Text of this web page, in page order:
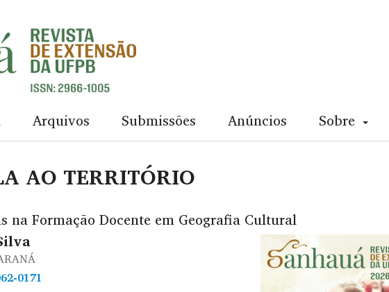
Arquivos Submissões Anúncios Sobre
AO TERRITÓRIO
na Formação Docente em Geografia Cultural
0171